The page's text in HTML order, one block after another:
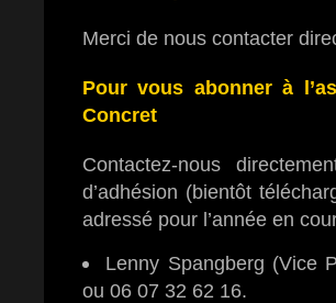
Merci de nous contacter
Pour vous abonner à
Concret
Contactez-nous
d’adhésion (bientôt
adressé pour l’année en
Lenny Spangberg (Vice
ou 06 07 32 62 16.